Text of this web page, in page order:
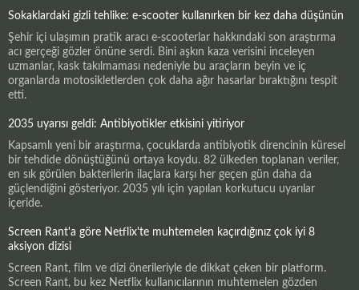
Sokaklardaki gizli tehlike: e-scooter kullanırken bir kez daha düşünün
Şehir içi ulaşımın pratik aracı e-scooterlar hakkındaki son araştırma
acı gerçeği gözler önüne serdi. Bini aşkın kaza verisini inceleyen
uzmanlar, kask takılmaması nedeniyle bu araçların beyin ve iç
organlarda motosikletlerden çok daha ağır hasarlar bıraktığını tespit
etti.
2035 uyarısı geldi: Antibiyotikler etkisini yitiriyor
Kapsamlı yeni bir araştırma, çocuklarda antibiyotik direncinin küresel
bir tehdide dönüştüğünü ortaya koydu. 82 ülkeden toplanan veriler,
en sık görülen bakterilerin ilaçlara karşı her geçen gün daha da
güçlendiğini gösteriyor. 2035 yılı için yapılan korkutucu uyarılar
içeride.
Screen Rant'a göre Netflix'te muhtemelen kaçırdığınız çok iyi 8
aksiyon dizisi
Screen Rant, film ve dizi önerileriyle de dikkat çeken bir platform.
Screen Rant, bu kez Netflix kullanıcılarının muhtemelen gözden